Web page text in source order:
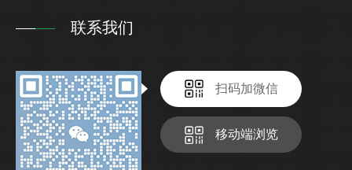
联系我们
扫码加微信
移动端浏览